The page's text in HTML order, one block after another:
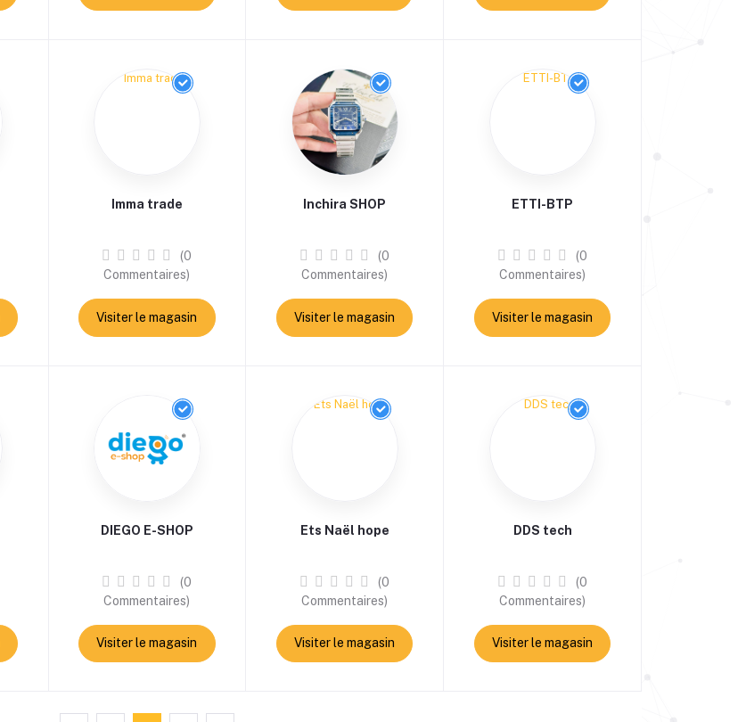
Imma trade
(0
Commentaires)
Visiter le magasin
Inchira SHOP
(0
Commentaires)
Visiter le magasin
ETTI-BTP
(0
Commentaires)
Visiter le magasin
DIEGO E-SHOP
(0
Commentaires)
Visiter le magasin
Ets Naël hope
(0
Commentaires)
Visiter le magasin
DDS tech
(0
Commentaires)
Visiter le magasin